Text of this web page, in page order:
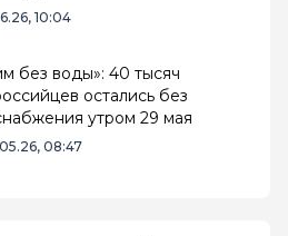
10:04
без воды»: 40 тысяч
остались без
утром 29 мая
08:47